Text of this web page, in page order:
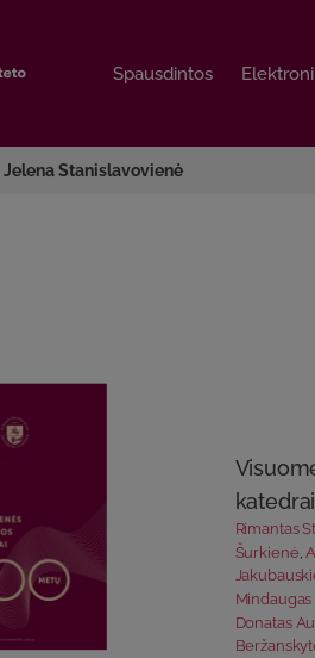
Spausdintos
Spausdintos
Jelena Stanislavovienė
Rimantas
Šurkienė
Donatas